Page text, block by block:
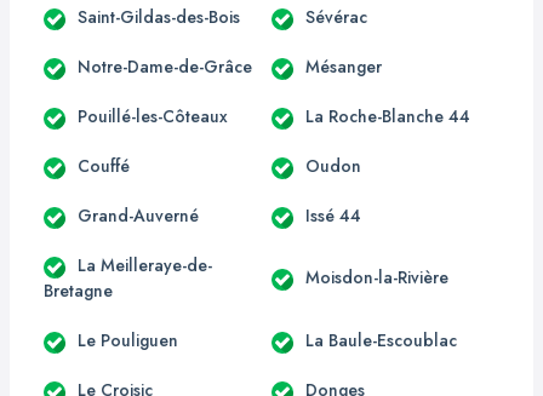
Saint-Gildas-des-Bois Sévérac
Notre-Dame-de-Grâce Mésanger
Pouillé-les-Côteaux La Roche-Blanche 44
Couffé Oudon
Grand-Auverné Issé 44
La Meilleraye-de-
Bretagne
Moisdon-la-Rivière
Le Pouliguen La Baule-Escoublac
Le Croisic Donges